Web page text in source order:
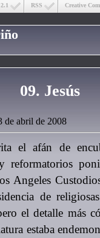
Creative
RSS
09. Jesús
de abril de 2008
el afán de
Angeles
de
el detalle más
estaba